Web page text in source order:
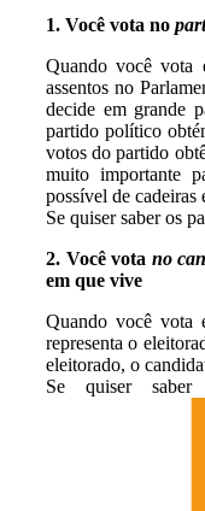
1. Você vota no
Quando você vota
assentos no
decide em grande
partido político
votos do partido
muito importante
possível de cadeiras
Se quiser saber os
2. Você vota no
em que vive
Quando você vota
representa o
eleitorado, o
Se quiser